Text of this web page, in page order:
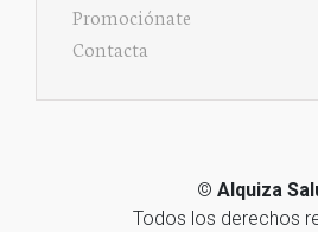
Promociónate
Contacta
© Alquiza
Todos los derechos